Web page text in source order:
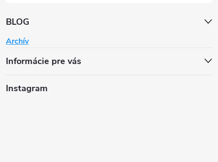
BLOG
Archív
Informácie pre vás
Instagram